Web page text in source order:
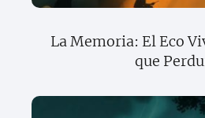
La Memoria: El Eco
que